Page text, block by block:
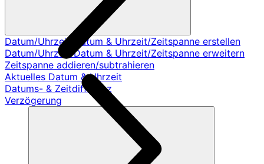
Datum/Uhrzeit/Datum & Uhrzeit/Zeitspanne erstellen
Datum/Uhrzeit/Datum & Uhrzeit/Zeitspanne erweitern
Zeitspanne addieren/subtrahieren
Aktuelles Datum & Uhrzeit
Datums- & Zeitdifferenz
Verzögerung